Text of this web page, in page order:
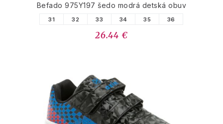
Befado 975Y197 šedo modrá detská obuv
31 32 33 34 35 36
26.44 €